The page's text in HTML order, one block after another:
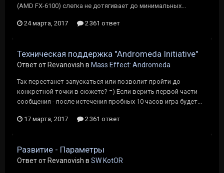
(AMD FX-6100) слегка не дотягивает до минимальных...
24 марта, 2017 2 361 ответ
Техническая поддержка "Andromeda Initiative"
Ответ от Revanovish в Mass Effect: Andromeda
Так перестанет запускаться или позволит пройти до
конкретной точки в сюжете? =) Если верить первой части
сообщения - после истечения пробных 10 часов игра будет...
17 марта, 2017 2 361 ответ
Развитие - Параметры
Ответ от Revanovish в SW KotOR